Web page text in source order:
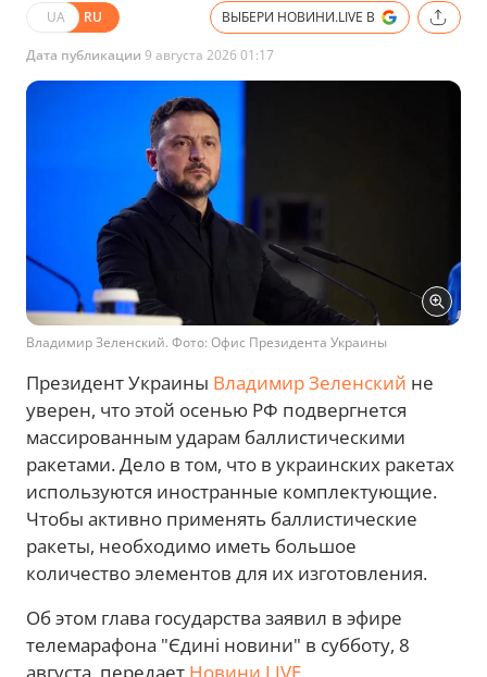
UA RU ВЫБЕРИ НОВИНИ.LIVE В
Дата публикации 9 августа 2026 01:17
Владимир Зеленский. Фото: Офис Президента Украины
Президент Украины Владимир Зеленский не
уверен, что этой осенью РФ подвергнется
массированным ударам баллистическими
ракетами. Дело в том, что в украинских ракетах
используются иностранные комплектующие.
Чтобы активно применять баллистические
ракеты, необходимо иметь большое
количество элементов для их изготовления.
Об этом глава государства заявил в эфире
телемарафона "Єдині новини" в субботу, 8